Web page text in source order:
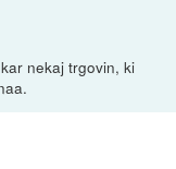
nekaj trgovin, ki